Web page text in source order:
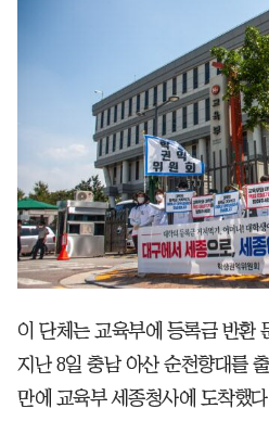
이 단체는 교육부에 등록금 반환
지난 8일 충남 아산 순천향대를
만에 교육부 세종청사에 도착했